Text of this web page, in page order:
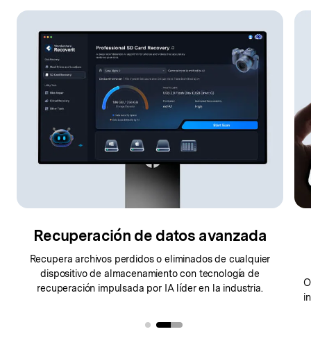
Recuperación de datos avanzada
Recupera archivos perdidos o eliminados de cualquier
dispositivo de almacenamiento con tecnología de
recuperación impulsada por IA líder en la industria.